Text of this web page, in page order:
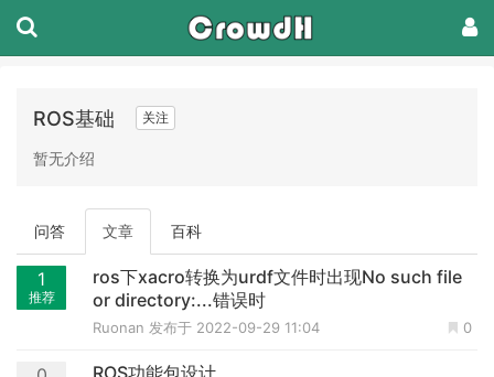
ROS基础 关注
暂无介绍
问答 文章 百科
1
推荐
ros下xacro转换为urdf文件时出现No such file
or directory:...错误时
0
Ruonan 发布于 2022-09-29 11:04